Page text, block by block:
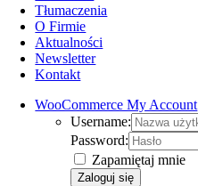
Tłumaczenia
O Firmie
Aktualności
Newsletter
Kontakt
WooCommerce My Account
Username:
Password:
Zapamiętaj mnie